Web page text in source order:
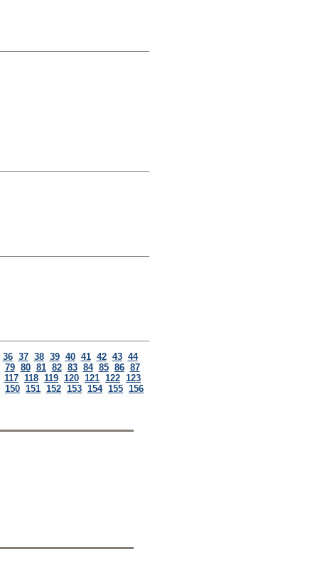
36 37 38 39 40 41 42 43 44
79 80 81 82 83 84 85 86 87
117 118 119 120 121 122 123
150 151 152 153 154 155 156